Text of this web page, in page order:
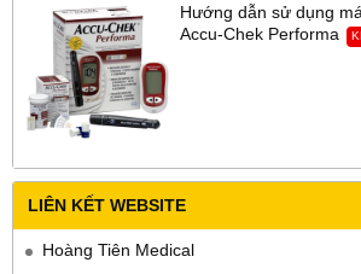
Hướng dẫn sử dụng
Accu-Chek Performa
LIÊN KẾT WEBSITE
Hoàng Tiên Medical